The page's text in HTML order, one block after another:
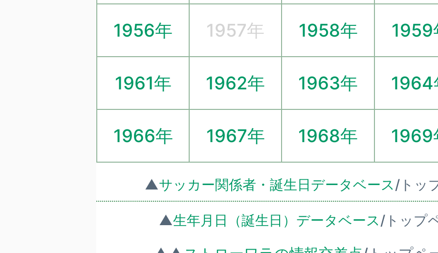
1956年 1957年 1958年 1959
1961年 1962年 1963年 1964
1966年 1967年 1968年 1969
▲サッカー関係者・誕生日データベース/トッ
▲生年月日（誕生日）データベース/トップ